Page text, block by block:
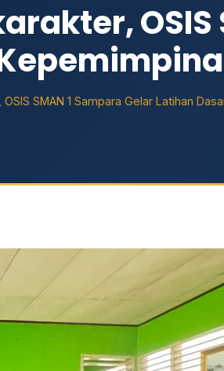
OSIS
SMAN 1 Sampara Gelar Latihan